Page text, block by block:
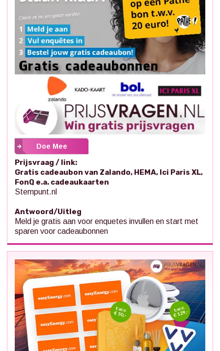
Doe Mee
Prijsvraag / link:
Gratis cadeaubon van Zalando, HEMA, Ici Paris XL,
FonQ e.a. cadeaukaarten
Stempunt.nl
Antwoord/Uitleg
Meld je gratis aan voor enquetes invullen en start met
sparen voor cadeaubonnen